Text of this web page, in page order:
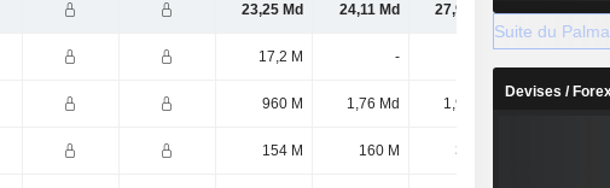
23,25 Md 24,11 Md 27,98 Md 32,9 Md
17,2 M -
960 M 1,76 Md 1,94 Md
154 M 160 M 304 M
Suite du
Devises /